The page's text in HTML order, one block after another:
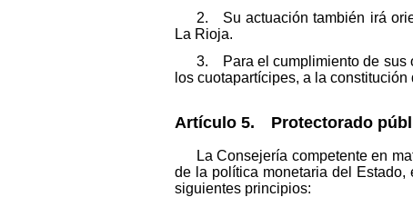
2. Su actuación también irá
La Rioja.
3. Para el cumplimiento de sus
los cuotapartícipes, a la
Artículo 5. Protectorado
La Consejería competente en
de la política monetaria del
siguientes principios: